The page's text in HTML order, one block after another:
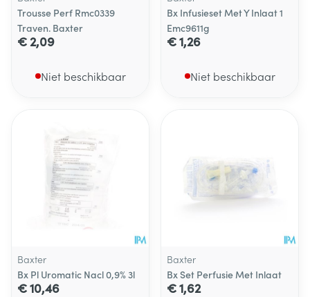
Trousse Perf Rmc0339
Traven. Baxter
€ 2,09
Niet beschikbaar
Bx Infusieset Met Y Inlaat 1
Emc9611g
€ 1,26
Niet beschikbaar
Baxter
Bx Pl Uromatic Nacl 0,9% 3l
€ 10,46
Baxter
Bx Set Perfusie Met Inlaat
€ 1,62